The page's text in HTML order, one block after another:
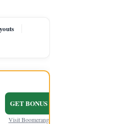
GET BONUS
Visit Boomerang